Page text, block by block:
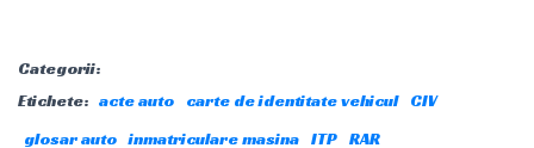
Categorii:
Etichete: acte auto carte de identitate vehicul
CIV
glosar auto inmatriculare masina ITP RAR